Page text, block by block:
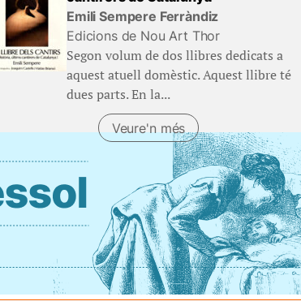
Emili Sempere Ferràndiz
Edicions de Nou Art Thor
Segon volum de dos llibres dedicats a
aquest atuell domèstic. Aquest llibre té
dues parts. En la...
Veure'n més